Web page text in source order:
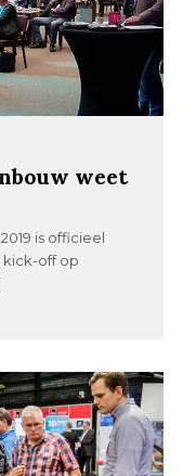
weet
is officieel
kick-off op